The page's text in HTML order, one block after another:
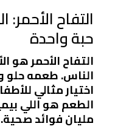
التفاح
حبة واحدة
التفاح الأحمر هو
الناس. طعمه حلو
اختيار مثالي
الطعم هو اللي
مليان فوائد صحية.